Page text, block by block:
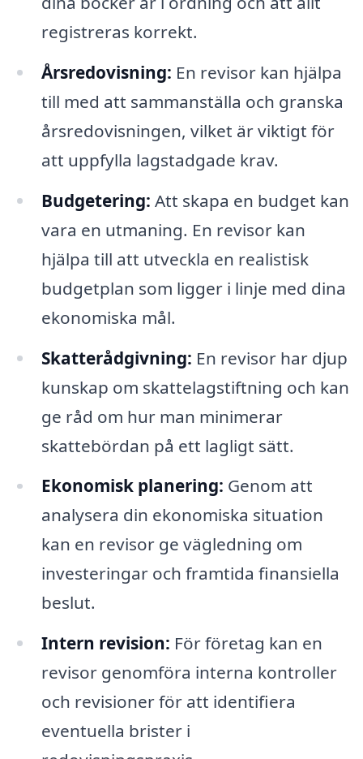
registreras korrekt.
Årsredovisning: En revisor kan hjälpa
till med att sammanställa och granska
årsredovisningen, vilket är viktigt för
att uppfylla lagstadgade krav.
Budgetering: Att skapa en budget kan
vara en utmaning. En revisor kan
hjälpa till att utveckla en realistisk
budgetplan som ligger i linje med dina
ekonomiska mål.
Skatterådgivning: En revisor har djup
kunskap om skattelagstiftning och kan
ge råd om hur man minimerar
skattebördan på ett lagligt sätt.
Ekonomisk planering: Genom att
analysera din ekonomiska situation
kan en revisor ge vägledning om
investeringar och framtida finansiella
beslut.
Intern revision: För företag kan en
revisor genomföra interna kontroller
och revisioner för att identifiera
eventuella brister i